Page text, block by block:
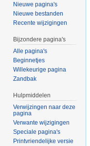
Nieuwe pagina's
Nieuwe bestanden
Recente wijzigingen
Bijzondere pagina's
Alle pagina's
Beginnetjes
Willekeurige pagina
Zandbak
Hulpmiddelen
Verwijzingen naar deze
pagina
Verwante wijzigingen
Speciale pagina's
Printvriendelijke versie